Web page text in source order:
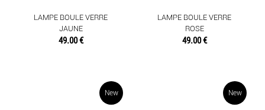
LAMPE BOULE VERRE
JAUNE
49.00 €
LAMPE BOULE VERRE
ROSE
49.00 €
New New